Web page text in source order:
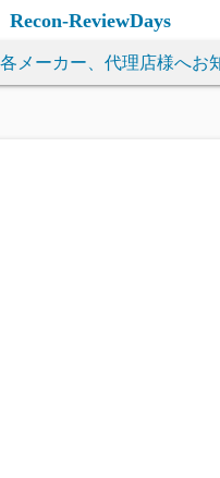
Recon-ReviewDays
各メーカー、代理店様へお